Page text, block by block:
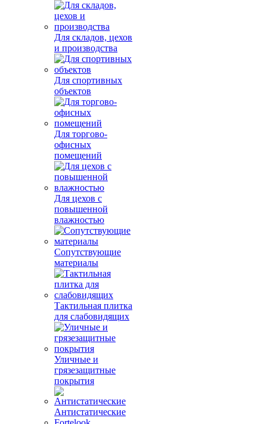
Для складов, цехов
и производства
Для спортивных
объектов
Для торгово-
офисных
помещений
Для цехов с
повышенной
влажностью
Сопутствующие
материалы
Тактильная плитка
для слабовидящих
Уличные и
грязезащитные
покрытия
Антистатические